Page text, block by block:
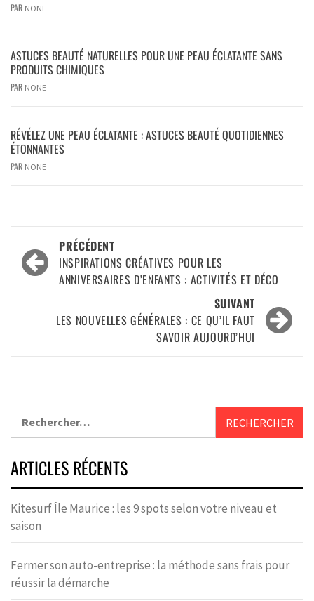
PAR NONE
ASTUCES BEAUTÉ NATURELLES POUR UNE PEAU ÉCLATANTE SANS
PRODUITS CHIMIQUES
PAR NONE
RÉVÉLEZ UNE PEAU ÉCLATANTE : ASTUCES BEAUTÉ QUOTIDIENNES
ÉTONNANTES
PAR NONE
PRÉCÉDENT
INSPIRATIONS CRÉATIVES POUR LES
ANNIVERSAIRES D’ENFANTS : ACTIVITÉS ET DÉCO
SUIVANT
LES NOUVELLES GÉNÉRALES : CE QU’IL FAUT
SAVOIR AUJOURD’HUI
ARTICLES RÉCENTS
Kitesurf Île Maurice : les 9 spots selon votre niveau et
saison
Fermer son auto-entreprise : la méthode sans frais pour
réussir la démarche